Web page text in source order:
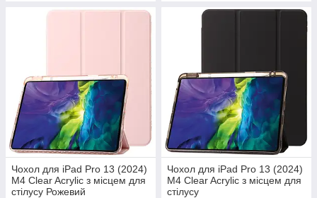
Чохол для iPad Pro 13 (2024)
M4 Clear Acrylic з місцем для
стілусу Рожевий
Чохол для iPad Pro 13 (2024)
M4 Clear Acrylic з місцем для
стілусу